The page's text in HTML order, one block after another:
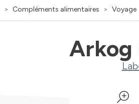
Compléments alimentaires Voyage
Arkog